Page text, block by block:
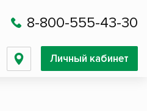
8-800-555-43-30
Личный кабинет